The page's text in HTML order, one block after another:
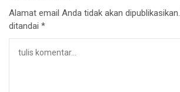
Alamat email Anda tidak akan dipublikasikan.
ditandai *